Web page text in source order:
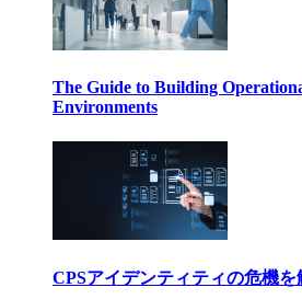
The Guide to Building
Environments
CPSアイデンティティの危機を